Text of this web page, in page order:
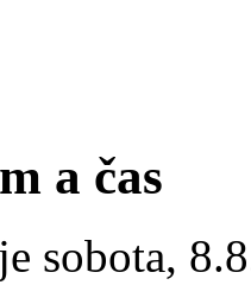
a čas
sobota,